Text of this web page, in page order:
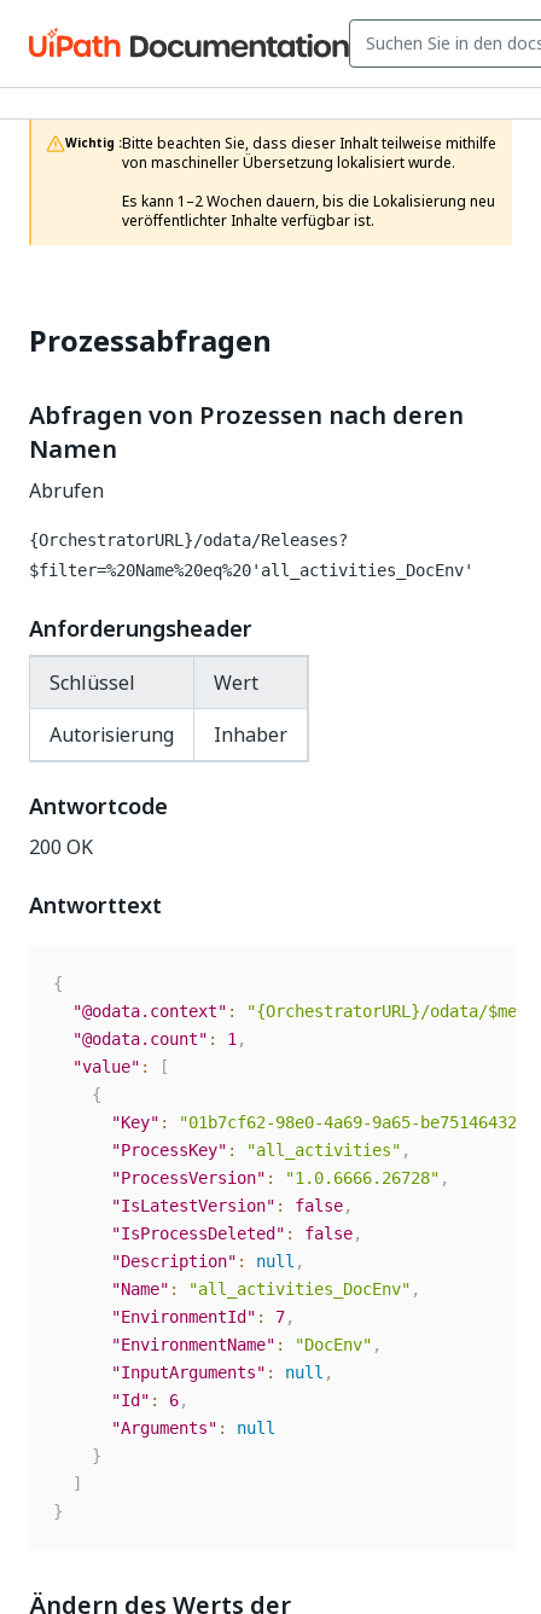
Wichtig :Bitte beachten Sie, dass dieser Inhalt teilweise mithilfe
von maschineller Übersetzung lokalisiert wurde.
Es kann 1–2 Wochen dauern, bis die Lokalisierung neu
veröffentlichter Inhalte verfügbar ist.
Prozessabfragen
Abfragen von Prozessen nach deren
Namen
Abrufen
{OrchestratorURL}/odata/Releases?
$filter=%20Name%20eq%20'all_activities_DocEnv'
Anforderungsheader
Schlüssel
Wert
Autorisierung
Inhaber
Antwortcode
200 OK
Antworttext
{
"@odata.context" :
"{OrchestratorURL}/odata/
"@odata.count" : 1 ,
"value" :
[
{
"Key" :
"01b7cf62-98e0-4a69-9a65-
"ProcessKey" : "all_activities" ,
"ProcessVersion" : "1.0.6666.26728" ,
"IsLatestVersion" : false,
"IsProcessDeleted" : false,
"Description" : null ,
"Name" : "all_activities_DocEnv" ,
"EnvironmentId" : 7,
"EnvironmentName" : "DocEnv" ,
"InputArguments" : null ,
"Id" : 6,
"Arguments" :
null
}
]
}
Ändern des Werts der